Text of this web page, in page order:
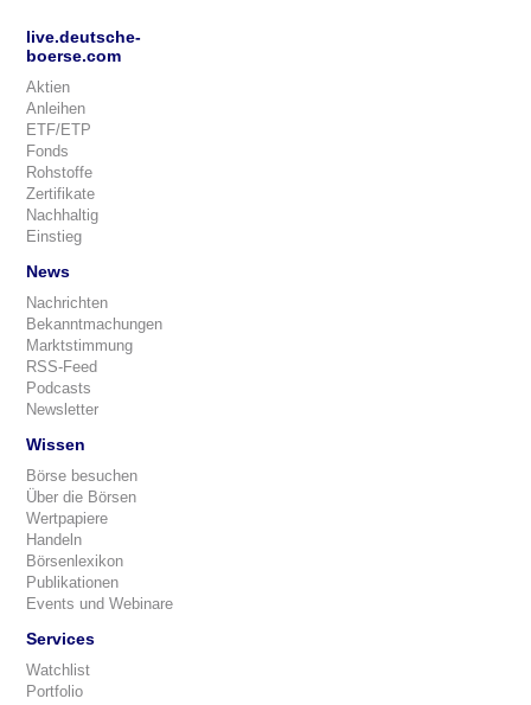
live.deutsche-
boerse.com
Aktien
Anleihen
ETF/ETP
Fonds
Rohstoffe
Zertifikate
Nachhaltig
Einstieg
News
Nachrichten
Bekanntmachungen
Marktstimmung
RSS-Feed
Podcasts
Newsletter
Wissen
Börse besuchen
Über die Börsen
Wertpapiere
Handeln
Börsenlexikon
Publikationen
Events und Webinare
Services
Watchlist
Portfolio